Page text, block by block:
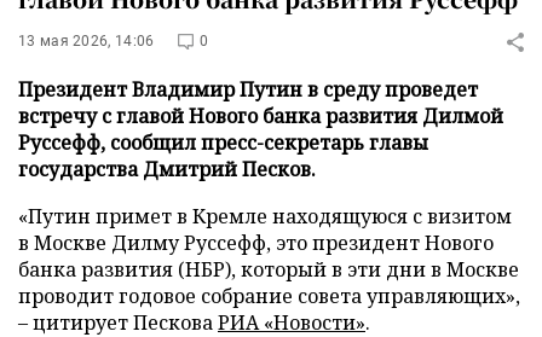
13 мая 2026, 14:06 0
Президент Владимир Путин в среду проведет
встречу с главой Нового банка развития Дилмой
Руссефф, сообщил пресс-секретарь главы
государства Дмитрий Песков.
«Путин примет в Кремле находящуюся с визитом
в Москве Дилму Руссефф, это президент Нового
банка развития (НБР), который в эти дни в Москве
проводит годовое собрание совета управляющих»,
– цитирует ПесковаРИА «Новости».